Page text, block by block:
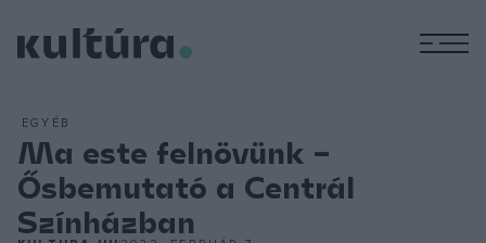
EGYÉB
Ma este felnövünk –
Ősbemutató a Centrál
Színházban